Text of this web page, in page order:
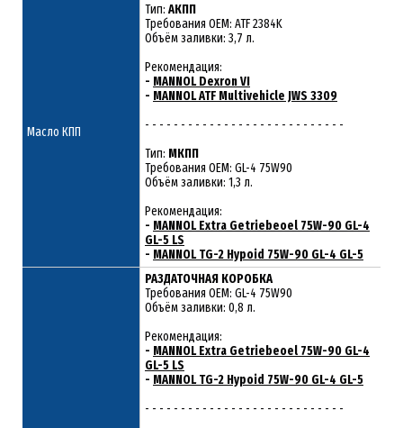
Масло КПП
Тип: АКПП
Требования OEM: ATF 2384K
Объём заливки: 3,7 л.
Рекомендация:
- MANNOL Dexron VI
- MANNOL ATF Multivehicle JWS 3309
- - - - - - - - - - - - - - - - - - - - - - - - - - - -
Тип: МКПП
Требования OEM: GL-4 75W90
Объём заливки: 1,3 л.
Рекомендация:
- MANNOL Extra Getriebeoel 75W-90 GL-4
GL-5 LS
- MANNOL TG-2 Hypoid 75W-90 GL-4 GL-5
РАЗДАТОЧНАЯ КОРОБКА
Требования ОЕМ: GL-4 75W90
Объём заливки: 0,8 л.
Рекомендация:
- MANNOL Extra Getriebeoel 75W-90 GL-4
GL-5 LS
- MANNOL TG-2 Hypoid 75W-90 GL-4 GL-5
- - - - - - - - - - - - - - - - - - - - - - - - - - - -